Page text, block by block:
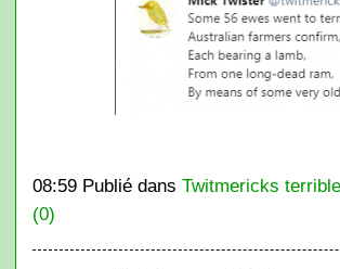
08:59 Publié dans Twitmericks
(0)